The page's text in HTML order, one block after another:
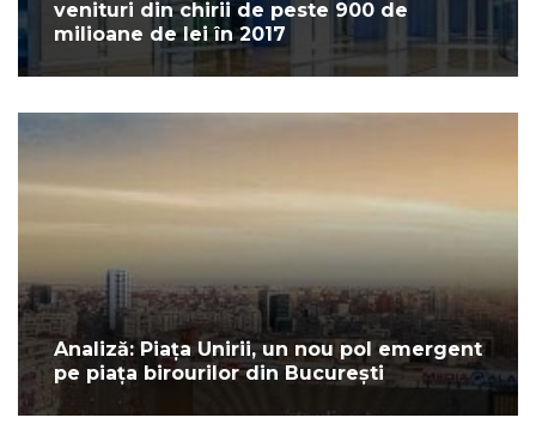
venituri din chirii de peste 900 de
milioane de lei în 2017
Analiză: Piața Unirii, un nou pol emergent
pe piața birourilor din București